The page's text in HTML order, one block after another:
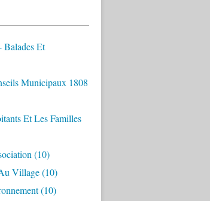
Balades Et
Municipaux 1808
Et Les Familles
(10)
Village(10)
(10)